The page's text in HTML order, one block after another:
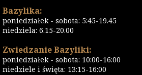
Bazylika:
poniedziałek - sobota: 5:45-19.45
niedziela: 6.15-20.00
Zwiedzanie Bazyliki:
poniedziałek - sobota: 10:00-16:00
niedziele i święta: 13:15-16:00